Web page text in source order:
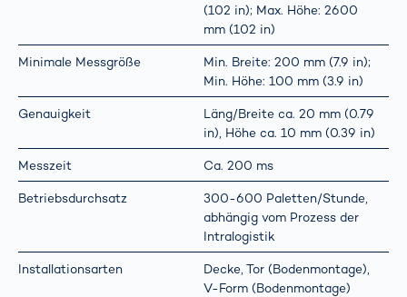
(102 in); Max. Höhe: 2600
mm (102 in)
Minimale Messgröße
Min. Breite: 200 mm (7.9 in);
Min. Höhe: 100 mm (3.9 in)
Genauigkeit
Läng/Breite ca. 20 mm (0.79
in), Höhe ca. 10 mm (0.39 in)
Messzeit Ca. 200 ms
Betriebsdurchsatz
300-600 Paletten/Stunde,
abhängig vom Prozess der
Intralogistik
Installationsarten
Decke, Tor (Bodenmontage),
V-Form (Bodenmontage)